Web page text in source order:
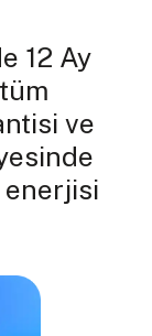
12 Ay
ve
enerjisi